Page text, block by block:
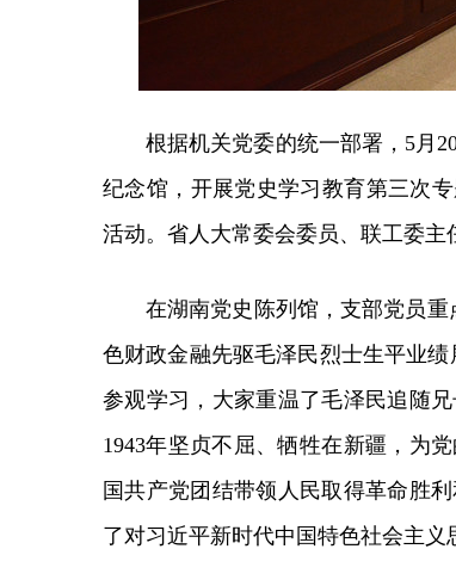
根据机关党委的统一部署，5月
纪念馆，开展党史学习教育第三次
活动。省人大常委会委员、联工委主
在湖南党史陈列馆，支部党员
色财政金融先驱毛泽民烈士生平业
参观学习，大家重温了毛泽民追随
1943年坚贞不屈、牺牲在新疆，为
国共产党团结带领人民取得革命胜
了对习近平新时代中国特色社会主义